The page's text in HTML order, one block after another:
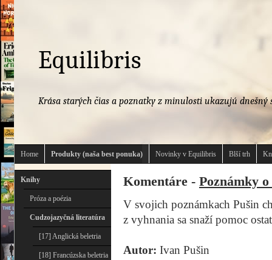
Equilibris
Krása starých čias a poznatky z minulosti ukazujú dnešný
Home Produkty (naša best ponuka) Novinky v Equilibris Blší trh
Knihy
Próza a poézia
Cudzojazyčná literatúra
[17] Anglická beletria
[18] Francúzska beletria
Komentáre - Poznámky
V svojich poznámkach Pušin
z vyhnania sa snaží pomoc
Autor: Ivan Pušin